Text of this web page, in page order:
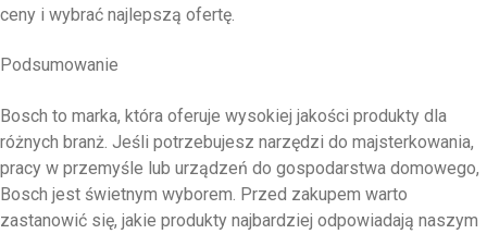
ceny i wybrać najlepszą ofertę.
Podsumowanie
Bosch to marka, która oferuje wysokiej jakości produkty dla
różnych branż. Jeśli potrzebujesz narzędzi do majsterkowania,
pracy w przemyśle lub urządzeń do gospodarstwa domowego,
Bosch jest świetnym wyborem. Przed zakupem warto
zastanowić się, jakie produkty najbardziej odpowiadają naszym